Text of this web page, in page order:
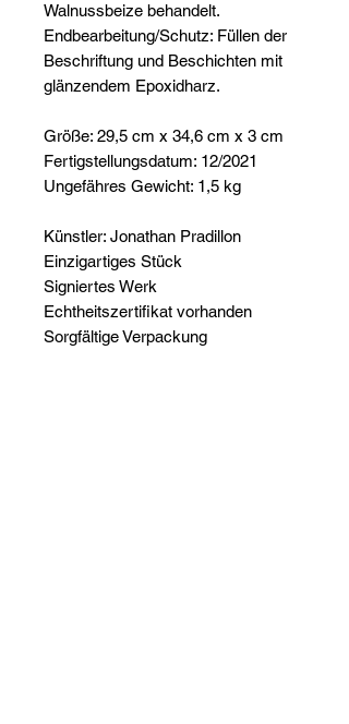
Walnussbeize behandelt.
Endbearbeitung/Schutz: Füllen der
Beschriftung und Beschichten mit
glänzendem Epoxidharz.
Größe: 29,5 cm x 34,6 cm x 3 cm
Fertigstellungsdatum: 12/2021
Ungefähres Gewicht: 1,5 kg
Künstler: Jonathan Pradillon
Einzigartiges Stück
Signiertes Werk
Echtheitszertifikat vorhanden
Sorgfältige Verpackung